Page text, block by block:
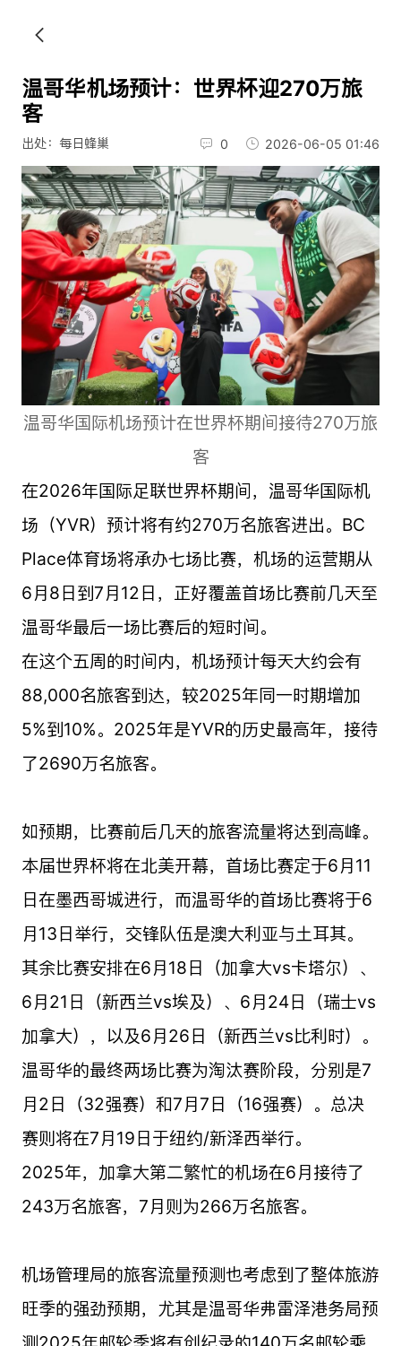
温哥华机场预计：世界杯迎270万旅
客
出处：每日蜂巢 0 2026-06-05 01:46
温哥华国际机场预计在世界杯期间接待270万旅
客
在2026年国际足联世界杯期间，温哥华国际机
场（YVR）预计将有约270万名旅客进出。BC
Place体育场将承办七场比赛，机场的运营期从
6月8日到7月12日，正好覆盖首场比赛前几天至
温哥华最后一场比赛后的短时间。
在这个五周的时间内，机场预计每天大约会有
88,000名旅客到达，较2025年同一时期增加
5%到10%。2025年是YVR的历史最高年，接待
了2690万名旅客。
如预期，比赛前后几天的旅客流量将达到高峰。
本届世界杯将在北美开幕，首场比赛定于6月11
日在墨西哥城进行，而温哥华的首场比赛将于6
月13日举行，交锋队伍是澳大利亚与土耳其。
其余比赛安排在6月18日（加拿大vs卡塔尔）、
6月21日（新西兰vs埃及）、6月24日（瑞士vs
加拿大），以及6月26日（新西兰vs比利时）。
温哥华的最终两场比赛为淘汰赛阶段，分别是7
月2日（32强赛）和7月7日（16强赛）。总决
赛则将在7月19日于纽约/新泽西举行。
2025年，加拿大第二繁忙的机场在6月接待了
243万名旅客，7月则为266万名旅客。
机场管理局的旅客流量预测也考虑到了整体旅游
旺季的强劲预期，尤其是温哥华弗雷泽港务局预